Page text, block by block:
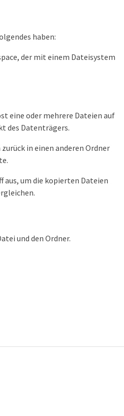
haben:
der mit einem Dateisystem
eine oder mehrere Dateien auf
des Datenträgers.
in einen anderen Ordner
aus, um die kopierten Dateien
und den Ordner.